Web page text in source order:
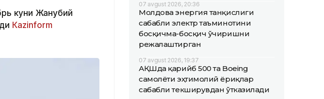
куни Жанубий
Кazinform
07 avgust 2026, 20:36
Молдова энергия танқислиги
сабабли электр таъминотини
босқичма-босқич ўчиришни
режалаштирган
07 avgust 2026, 19:37
АҚШда қарийб 500 та Boeing
самолёти эҳтимолий ёриқлар
сабабли текширувдан ўтказилади